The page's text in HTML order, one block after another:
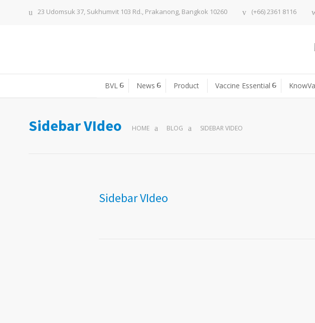
23 Udomsuk 37, Sukhumvit 103 Rd., Prakanong, Bangkok 10260 (+66) 2361 8116
BVL News Product Vaccine Essential
Sidebar VIdeo HOME BLOG SIDEBAR VIDEO
Sidebar VIdeo